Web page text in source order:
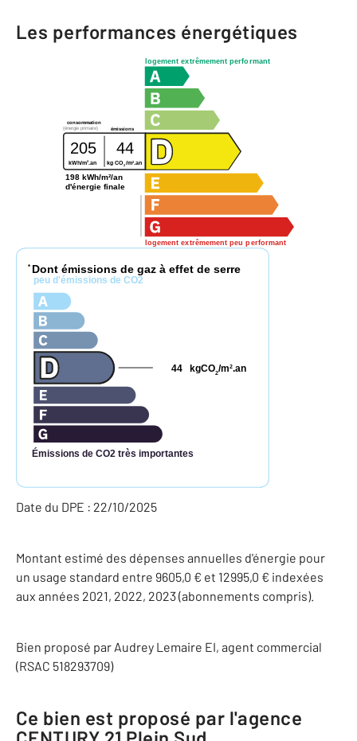
Les performances énergétiques
logement extrêmement performant
logement extrêmement peu performant
consommation
émissions
(énergie primaire)
205 44
kWh/m2.an kg CO2 /m2 .an
198 kWh/m²/an
d'énergie finale
* Dont émissions de gaz à effet de serre
peu d'émissions de CO2
Émissions de CO2 très importantes
kgCO2/m2.an
44
Date du DPE : 22/10/2025
Montant estimé des dépenses annuelles d'énergie pour
un usage standard entre 9605,0 € et 12995,0 € indexées
aux années 2021, 2022, 2023 (abonnements compris).
Bien proposé par Audrey Lemaire EI, agent commercial
(RSAC 518293709)
Ce bien est proposé par l'agence